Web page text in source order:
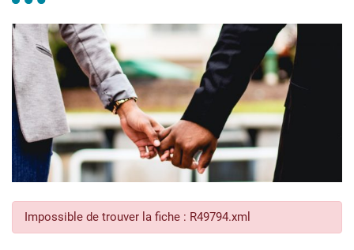
Impossible de trouver la fiche : R49794.xml